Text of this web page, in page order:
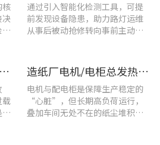
核
决
通过引入智能化检测工具，可提
前发现设备隐患，助力路灯运维
从事后被动抢修转向事前主动预
车间设备频繁烧损、无故停机?一台UT285C搞定电能质量隐患
载
造纸厂电机/电柜总发热？这套7×24h在线监测方案帮你“扼杀”热隐患！
电机与配电柜是保障生产稳定的
“心脏”，但长期高负荷运行，
叠加车间无处不在的纸尘堆积，